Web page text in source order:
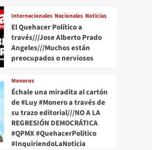
Internacionales Nacionales Noticias
El Quehacer Político a
través///Jose Alberto Prado
Angeles///Muchos están
preocupados o nerviosos
Moneros
Échale una miradita al cartón
de #Luy #Monero a través de
su trazo editorial///NO A LA
REGRESIÓN DEMOCRÁTICA
#QPMX #QuehacerPolitico
#InquiriendoLaNoticia